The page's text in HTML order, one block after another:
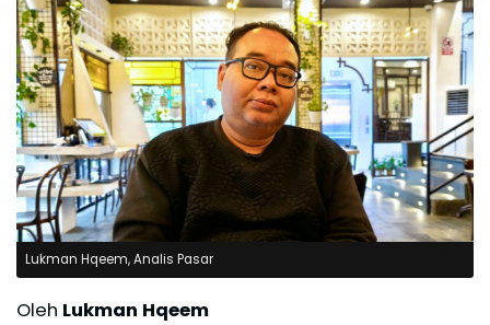
Lukman Hqeem, Analis Pasar
Oleh Lukman Hqeem